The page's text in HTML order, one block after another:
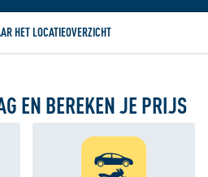
Home
EN BEREKEN JE PRIJS